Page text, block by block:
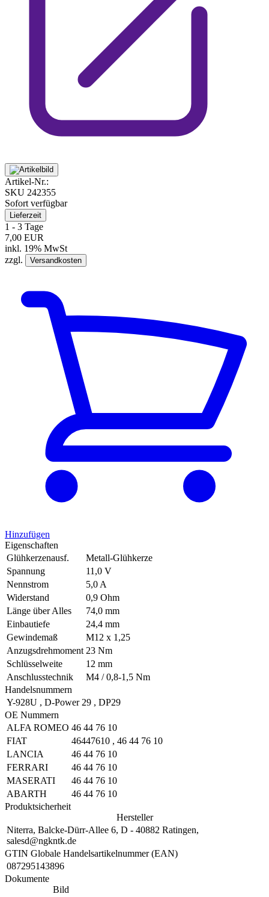
Artikel-Nr.:
SKU 242355
Sofort verfügbar
Lieferzeit
1 - 3 Tage
7,00 EUR
inkl. 19% MwSt
zzgl.
Versandkosten
Hinzufügen
Eigenschaften
Glühkerzenausf.
Metall-Glühkerze
Spannung
11,0 V
Nennstrom
5,0 A
Widerstand
0,9 Ohm
Länge über Alles
74,0 mm
Einbautiefe
24,4 mm
Gewindemaß
M12 x 1,25
Anzugsdrehmoment 23 Nm
Schlüsselweite
12 mm
Anschlusstechnik
M4 / 0,8-1,5 Nm
Handelsnummern
Y-928U , D-Power 29 , DP29
OE Nummern
ALFA ROMEO 46 44 76 10
FIAT
46447610 , 46 44 76 10
LANCIA
46 44 76 10
FERRARI
46 44 76 10
MASERATI
46 44 76 10
ABARTH
46 44 76 10
Produktsicherheit
Hersteller
Niterra, Balcke-Dürr-Allee 6, D - 40882 Ratingen,
salesd@ngkntk.de
GTIN Globale Handelsartikelnummer (EAN)
087295143896
Dokumente
Bild